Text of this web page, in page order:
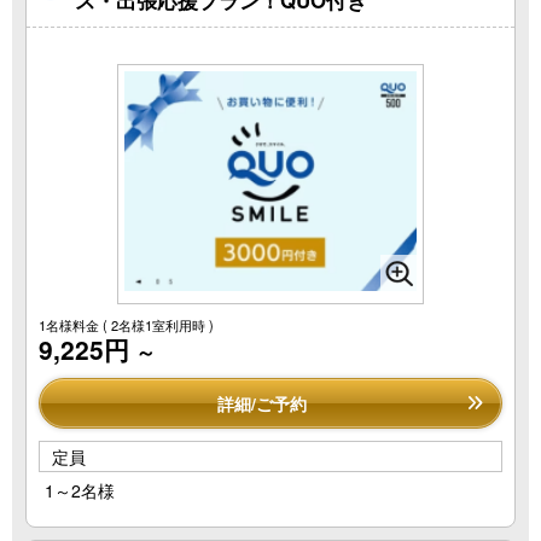
1名様料金( 2名様1室利用時 )
9,225円 ～
詳細/ご予約
定員
1～2名様